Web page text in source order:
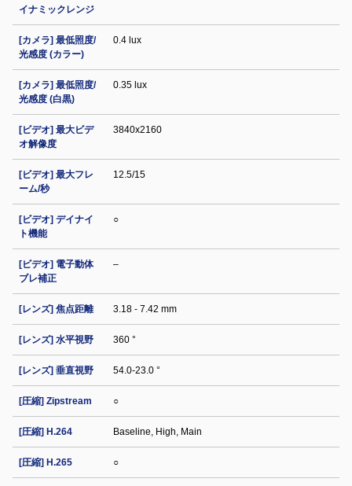
イナミックレンジ
[カメラ] 最低照度/
光感度 (カラー)
0.4 lux
[カメラ] 最低照度/
光感度 (白黒)
0.35 lux
[ビデオ] 最大ビデ
オ解像度
3840x2160
[ビデオ] 最大フレ
ーム/秒
12.5/15
[ビデオ] デイナイ
ト機能
○
[ビデオ] 電子動体
ブレ補正
–
[レンズ] 焦点距離 3.18 - 7.42 mm
[レンズ] 水平視野 360 °
[レンズ] 垂直視野 54.0-23.0 °
[圧縮] Zipstream ○
[圧縮] H.264 Baseline, High, Main
[圧縮] H.265 ○